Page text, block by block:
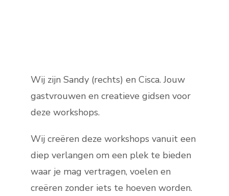
Wij zijn Sandy (rechts) en Cisca. Jouw
gastvrouwen en creatieve gidsen voor
deze workshops.
Wij creëren deze workshops vanuit een
diep verlangen om een plek te bieden
waar je mag vertragen, voelen en
creëren zonder iets te hoeven worden.